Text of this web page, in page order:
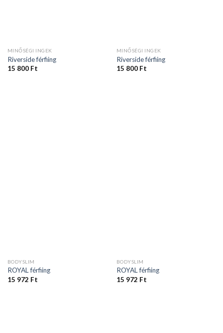
MINŐSÉGI INGEK
Riverside férfiing
15 800 Ft
MINŐSÉGI INGEK
Riverside férfiing
15 800 Ft
BODYSLIM
ROYAL férfiing
15 972 Ft
BODYSLIM
ROYAL férfiing
15 972 Ft